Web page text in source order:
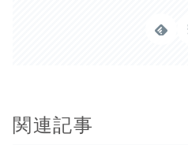
関連記事